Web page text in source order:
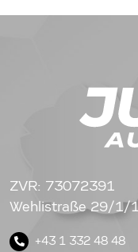
ZVR: 73072391
Wehlistraße 29/1/
+43 1 332 48 48